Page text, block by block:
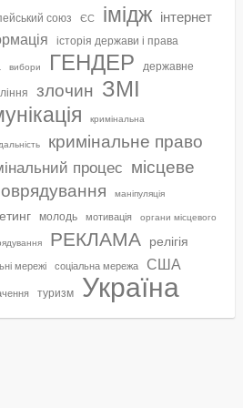
союз ЄС імідж інтернет
історія держави і права
вибори ГЕНДЕР державне
злочин ЗМІ
кримінальна
кримінальне право
процес місцеве
маніпуляція
молодь мотивація органи місцевого
РЕКЛАМА релігія
мережі соціальна мережа США
туризм Україна